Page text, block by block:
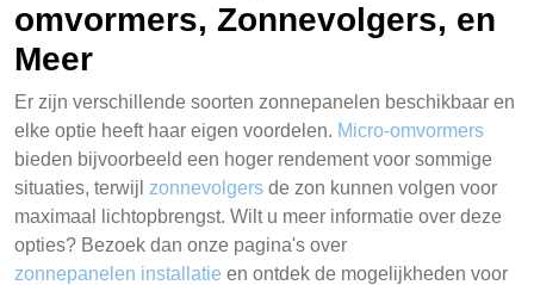
omvormers, Zonnevolgers, en
Meer
Er zijn verschillende soorten zonnepanelen beschikbaar en
elke optie heeft haar eigen voordelen. Micro-omvormers
bieden bijvoorbeeld een hoger rendement voor sommige
situaties, terwijl zonnevolgers de zon kunnen volgen voor
maximaal lichtopbrengst. Wilt u meer informatie over deze
opties? Bezoek dan onze pagina's over
zonnepanelen installatie en ontdek de mogelijkheden voor